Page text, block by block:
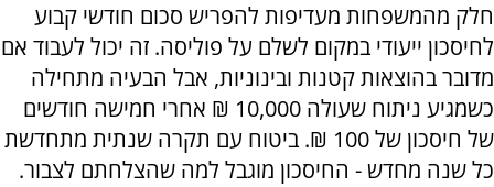
חלק מהמשפחות מעדיפות להפריש סכום חודשי קבוע
לחיסכון ייעודי במקום לשלם על פוליסה. זה יכול לעבוד אם
מדובר בהוצאות קטנות ובינוניות, אבל הבעיה מתחילה
כשמגיע ניתוח שעולה 10,000 ₪ אחרי חמישה חודשים
של חיסכון של 100 ₪. ביטוח עם תקרה שנתית מתחדשת
כל שנה מחדש - החיסכון מוגבל למה שהצלחתם לצבור.